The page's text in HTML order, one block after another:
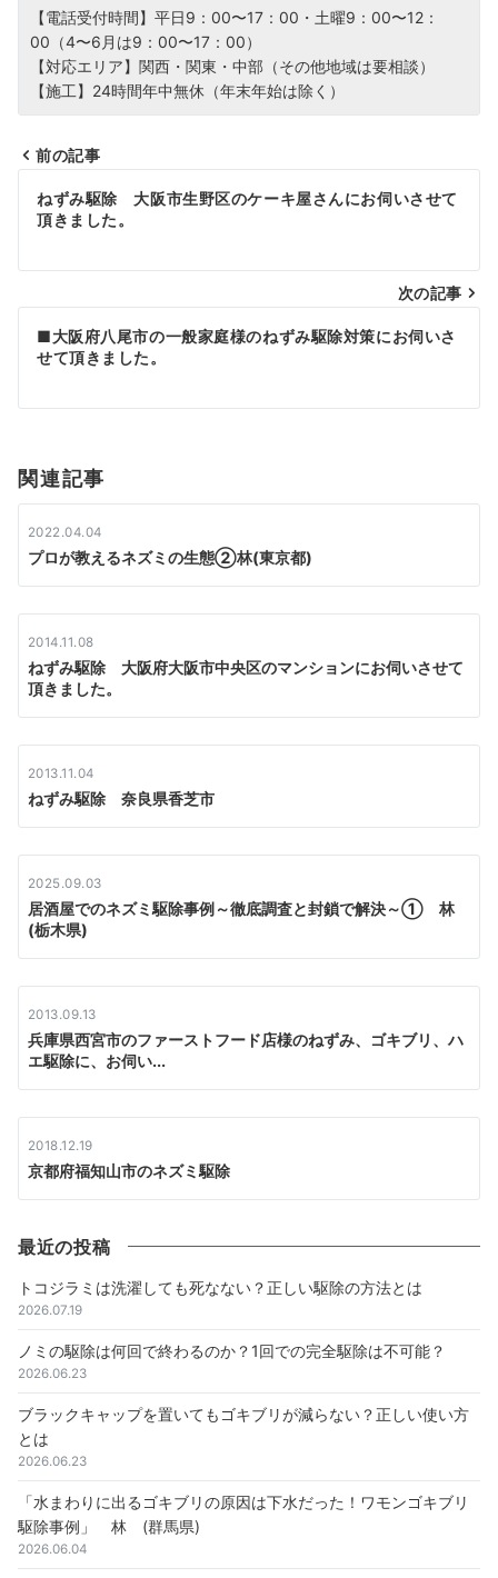
【電話受付時間】平日9：00〜17：00・土曜9：00〜12：
00（4〜6月は9：00〜17：00）
【対応エリア】関西・関東・中部（その他地域は要相談）
【施工】24時間年中無休（年末年始は除く）
投
稿
ナ
ビ
ゲ
ョ
ン
前の記事
ねずみ駆除 大阪市生野区のケーキ屋さんにお伺いさせて
頂きました。
次の記事
■大阪府八尾市の一般家庭様のねずみ駆除対策にお伺いさ
せて頂きました。
関連記事
2022.04.04
プロが教えるネズミの生態②林(東京都)
2014.11.08
ねずみ駆除 大阪府大阪市中央区のマンションにお伺いさせて
頂きました。
2013.11.04
ねずみ駆除 奈良県香芝市
2025.09.03
居酒屋でのネズミ駆除事例～徹底調査と封鎖で解決～① 林
(栃木県)
2013.09.13
兵庫県西宮市のファーストフード店様のねずみ、ゴキブリ、ハ
エ駆除に、お伺い...
2018.12.19
京都府福知山市のネズミ駆除
最近の投稿
トコジラミは洗濯しても死なない？正しい駆除の方法とは
2026.07.19
ノミの駆除は何回で終わるのか？1回での完全駆除は不可能？
2026.06.23
ブラックキャップを置いてもゴキブリが減らない？正しい使い方
とは
2026.06.23
「水まわりに出るゴキブリの原因は下水だった！ワモンゴキブリ
駆除事例」 林 (群馬県)
2026.06.04